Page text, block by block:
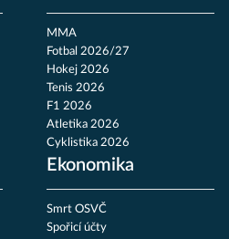
MMA
Fotbal 2026/27
Hokej 2026
Tenis 2026
F1 2026
Atletika 2026
Cyklistika 2026
Ekonomika
Smrt OSVČ
Spořicí účty